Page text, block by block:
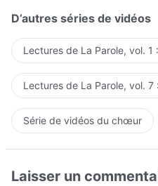
D’autres séries de vidéos
Lectures de La Parole, vol. 1
Lectures de La Parole, vol.
Série de vidéos du chœur
Laisser un